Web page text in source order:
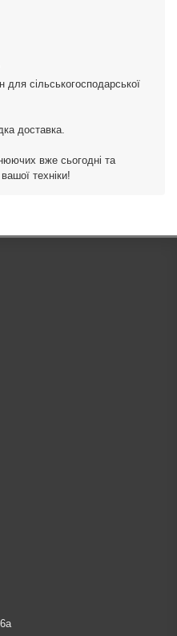
сільськогосподарської
доставка.
вже сьогодні та
техніки!